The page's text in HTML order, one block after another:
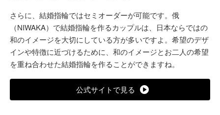
さらに、結婚指輪ではセミオーダーが可能です。俄
（NIWAKA）で結婚指輪を作るカップルは、日本ならではの
和のイメージを大切にしている方が多いですよ。希望のデザ
インや特徴に近づけるために、和のイメージとお二人の希望
を重ね合わせた結婚指輪を作ることができますね。
公式サイトで見る